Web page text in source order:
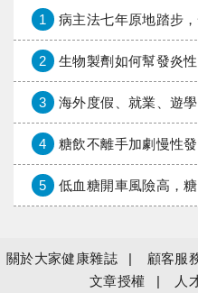
1 病主法七年原地踏步
2 生物製劑如何幫發炎性腸道疾病患
3 海外度假、就業、遊學保障加倍，富邦
4 糖飲不離手加劇慢性發炎
5 低血糖開車風險高，
關於大家健康雜誌 顧客服
文章授權
人